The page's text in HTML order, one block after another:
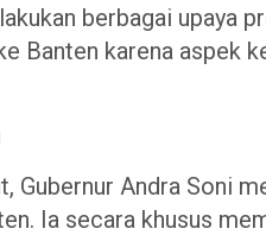
berbagai upaya
Banten karena aspek
Gubernur Andra Soni
Ia secara khusus